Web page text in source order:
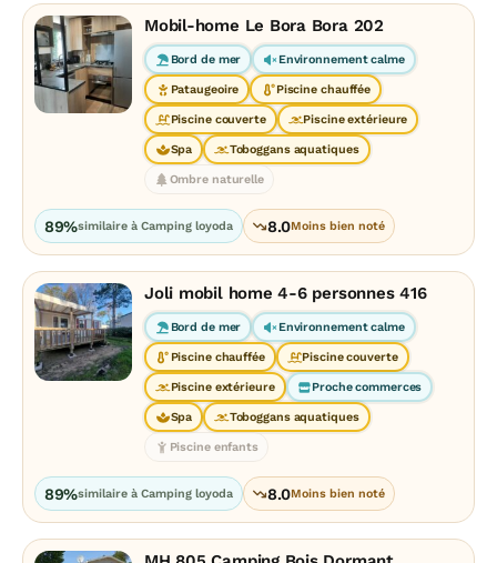
Mobil-home Le Bora Bora 202
Bord de mer Environnement calme
Pataugeoire Piscine chauffée
Piscine couverte Piscine extérieure
Spa Toboggans aquatiques
Ombre naturelle
89%similaire à Camping loyoda 8.0Moins bien noté
Joli mobil home 4-6 personnes 416
Bord de mer Environnement calme
Piscine chauffée Piscine couverte
Piscine extérieure Proche commerces
Spa Toboggans aquatiques
Piscine enfants
89%similaire à Camping loyoda 8.0Moins bien noté